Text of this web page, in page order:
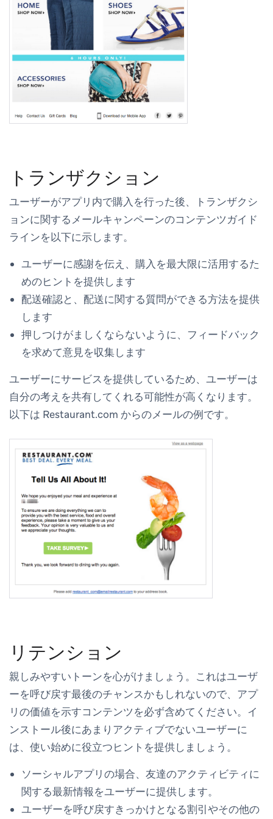
トランザクション
ユーザーがアプリ内で購入を行った後、トランザクシ
ョンに関するメールキャンペーンのコンテンツガイド
ラインを以下に示します。
ユーザーに感謝を伝え、購入を最大限に活用するた
めのヒントを提供します
配送確認と、配送に関する質問ができる方法を提供
します
押しつけがましくならないように、フィードバック
を求めて意見を収集します
ユーザーにサービスを提供しているため、ユーザーは
自分の考えを共有してくれる可能性が高くなります。
以下は Restaurant.com からのメールの例です。
リテンション
親しみやすいトーンを心がけましょう。これはユーザ
ーを呼び戻す最後のチャンスかもしれないので、アプ
リの価値を示すコンテンツを必ず含めてください。イ
ンストール後にあまりアクティブでないユーザーに
は、使い始めに役立つヒントを提供しましょう。
ソーシャルアプリの場合、友達のアクティビティに
関する最新情報をユーザーに提供します。
ユーザーを呼び戻すきっかけとなる割引やその他の